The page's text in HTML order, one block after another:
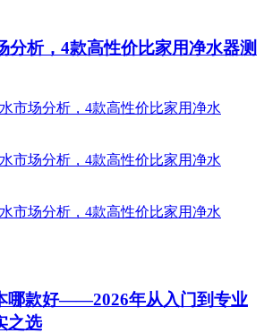
分析，4款高性价比家用净水器测
哪款好——2026年从入门到专业
之选